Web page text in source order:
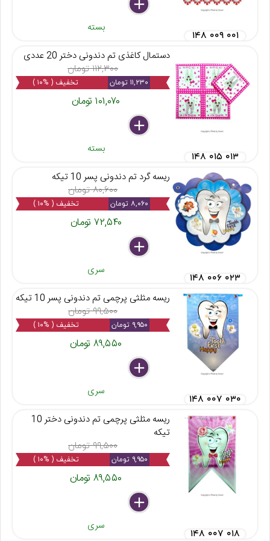
delete
remove
add
بسته
۱۴۸ ۰۰۹ ۰۰۱
دستمال کاغذی تم دندونی دختر 20 عددی
۱۱۲,۳۰۰ تومان
۱۱,۲۳۰ تومان تخفیف ( %۱۰ )
۱۰۱,۰۷۰ تومان
delete
remove
add
بسته
۱۴۸ ۰۱۵ ۰۱۳
ریسه گرد تم دندونی پسر 10 تیکه
۸۰,۶۰۰ تومان
۸,۰۶۰ تومان تخفیف ( %۱۰ )
۷۲,۵۴۰ تومان
delete
remove
add
سری
۱۴۸ ۰۰۶ ۰۲۳
ریسه مثلثی پرچمی تم دندونی پسر 10 تیکه
۹۹,۵۰۰ تومان
۹,۹۵۰ تومان تخفیف ( %۱۰ )
۸۹,۵۵۰ تومان
delete
remove
add
سری
۱۴۸ ۰۰۷ ۰۳۰
ریسه مثلثی پرچمی تم دندونی دختر 10
تیکه
۹۹,۵۰۰ تومان
۹,۹۵۰ تومان تخفیف ( %۱۰ )
۸۹,۵۵۰ تومان
delete
remove
add
سری
۱۴۸ ۰۰۷ ۰۱۸